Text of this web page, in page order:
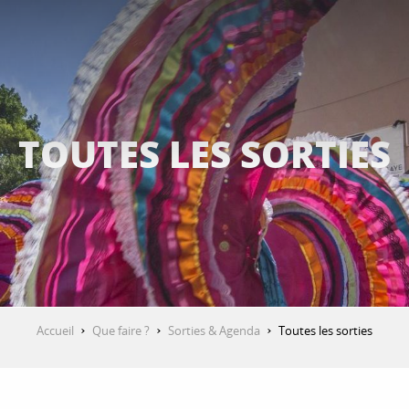
TOUTES LES SORTIES
Accueil Que faire ? Sorties & Agenda Toutes les sorties